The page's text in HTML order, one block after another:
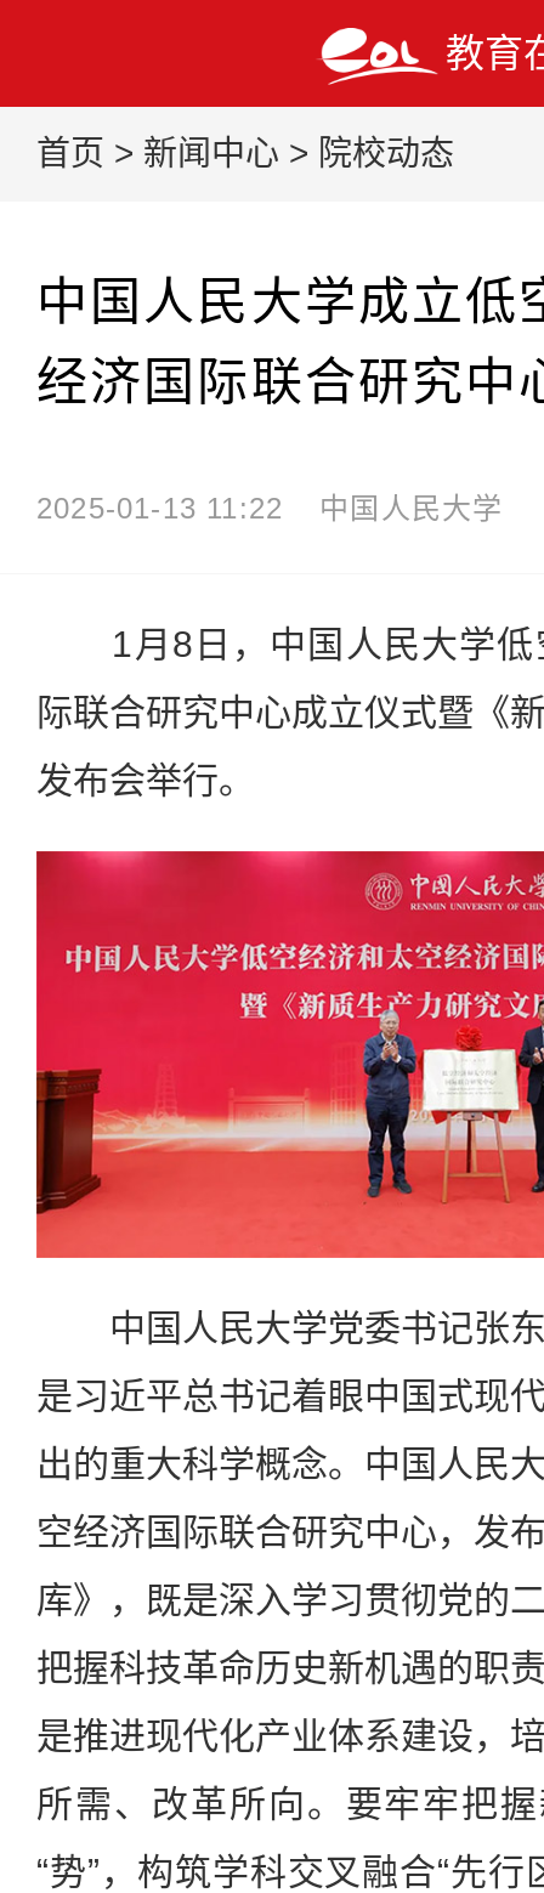
教育
首页 > 新闻中心 > 院校动态
中国人民大学成立低
经济国际联合研究中
2025-01-13 11:22 中国人民大学
1月8日，中国人民大学低
际联合研究中心成立仪式暨《
发布会举行。
中国人民大学党委书记张东
是习近平总书记着眼中国式现
出的重大科学概念。中国人民
空经济国际联合研究中心，发
库》，既是深入学习贯彻党的
把握科技革命历史新机遇的职
是推进现代化产业体系建设，
所需、改革所向。要牢牢把
“势”，构筑学科交叉融合“先